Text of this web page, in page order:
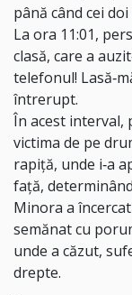
până când cei
La ora 11:01,
clasă, care a
telefonul!
întrerupt.
În acest interval,
victima de pe
rapiţă, unde i‑a
faţă,
Minora a
semănat cu
unde a căzut,
drepte.